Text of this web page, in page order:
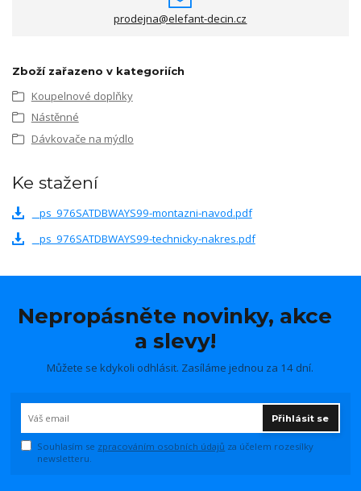
prodejna@elefant-decin.cz
Zboží zařazeno v kategoriích
Koupelnové doplňky
Nástěnné
Dávkovače na mýdlo
Ke stažení
_ps_976SATDBWAYS99-montazni-navod.pdf
_ps_976SATDBWAYS99-technicky-nakres.pdf
Nepropásněte novinky, akce
a slevy!
Můžete se kdykoli odhlásit. Zasíláme jednou za 14 dní.
Přihlásit se
Souhlasím se zpracováním osobních údajů za účelem rozesílky
newsletteru.